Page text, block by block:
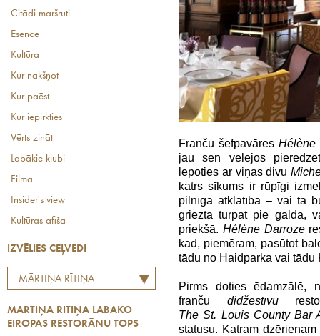
Citādi maršruti
Esence
Kultūra
Kur nakšņot
Kur paēst
Kur iepirkties
Vērts zināt
Labākie klubi
Filma
Insider's view
Kultūras afiša
IZVĒLIES CEĻVEDI
MĀRTIŅA RĪTIŅA
RESTORĀNU TOPS
MĀRTIŅA RĪTIŅA LABĀKO
EIROPAS RESTORĀNU TOPS
Franču šefpavāresHélène
jau sen vēlējos
lepoties ar viņas divu
katrs sīkums ir rūpīgi
pilnīga atklātība – vai tā
griezta turpat pie galda,
priekšā. Hélène Darroze
kad, piemēram, pasūtot
tādu no Haidparka vai tādu
Pirms doties ēdamzālē,
franču didžestīvu
TheSt. LouisCounty Bar
statusu. Katram